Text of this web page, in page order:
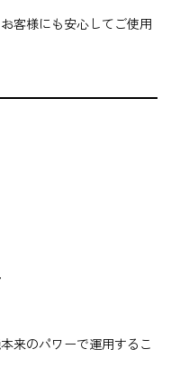
客様にも安心してご使用
来のパワーで運用するこ